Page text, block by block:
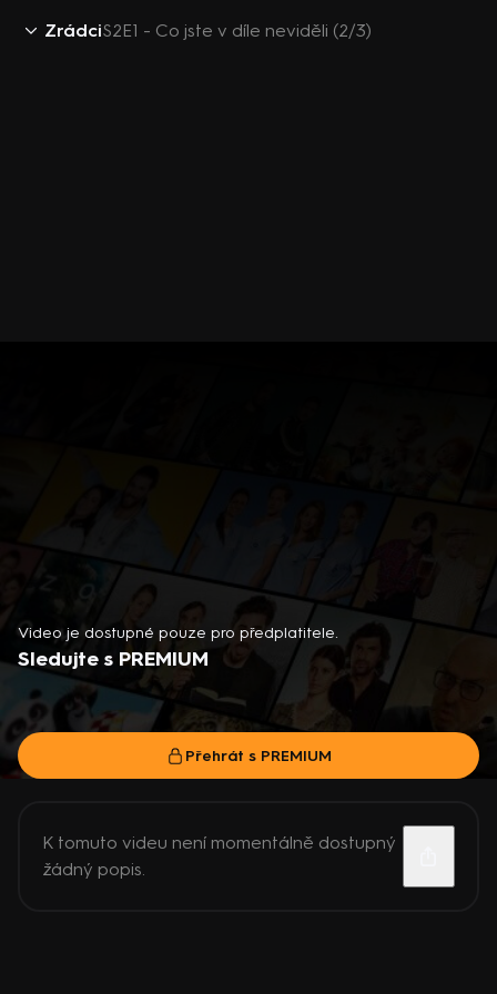
ZrádciS2E1 - Co jste v díle neviděli (2/3)
Video je dostupné pouze pro předplatitele.
Sledujte s PREMIUM
Přehrát s PREMIUM
K tomuto videu není momentálně dostupný
žádný popis.